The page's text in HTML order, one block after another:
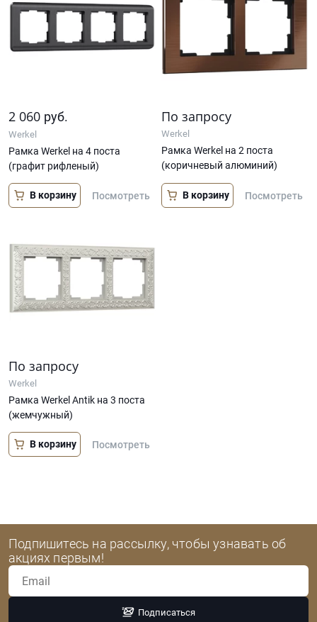
2 060 руб.
Werkel
Рамка Werkel на 4 поста
(графит рифленый)
В корзину Посмотреть
По запросу
Werkel
Рамка Werkel на 2 поста
(коричневый алюминий)
В корзину Посмотреть
По запросу
Werkel
Рамка Werkel Antik на 3 поста
(жемчужный)
В корзину Посмотреть
Подпишитесь на рассылку, чтобы узнавать об
акциях первым!
Подписаться